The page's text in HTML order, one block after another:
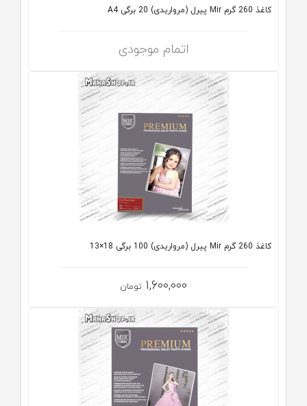
کاغذ 260 گرم Mir پیرل (مرواریدی) 20 برگی A4
اتمام موجودی
کاغذ 260 گرم Mir پیرل (مرواریدی) 100 برگی 18×13
1,600,000 تومان